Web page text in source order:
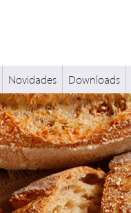
Novidades Downloads